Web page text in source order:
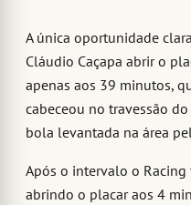
A única oportunidade
Cláudio Caçapa abrir o
apenas aos 39 minutos,
cabeceou no travessão
bola levantada na área
Após o intervalo o
abrindo o placar aos 4